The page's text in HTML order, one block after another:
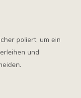
poliert, um ein
und